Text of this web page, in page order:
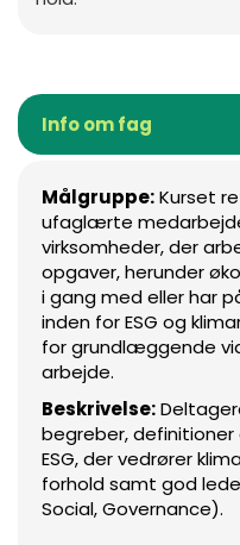
Info om fag
Målgruppe:Kurset
ufaglærte
virksomheder, der
opgaver, herunder
i gang med eller har
inden for ESG og
for grundlæggende
arbejde.
Beskrivelse:
begreber,
ESG, der vedrører
forhold samt god
Social, Governance).